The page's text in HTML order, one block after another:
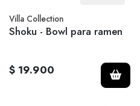
Villa Collection
Shoku - Bowl para ramen
$ 19.900